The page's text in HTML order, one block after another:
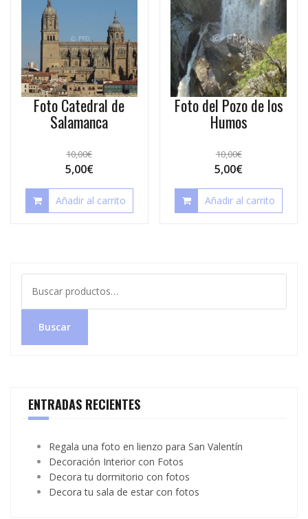
Foto Catedral de
Salamanca
10,00€
5,00€
Añadir al carrito
Foto del Pozo de los
Humos
10,00€
5,00€
Añadir al carrito
por:
Buscar
ENTRADAS RECIENTES
Regala una foto en lienzo para San Valentín
Decoración Interior con Fotos
Decora tu dormitorio con fotos
Decora tu sala de estar con fotos